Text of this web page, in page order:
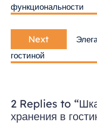
функциональности
Next
Next
post:
гостиной
2 Replies to
хранения в